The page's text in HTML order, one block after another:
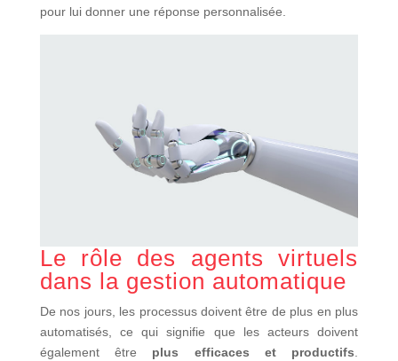
pour lui donner une réponse personnalisée.
Le rôle des agents virtuels
dans la gestion automatique
De nos jours, les processus doivent être de plus en plus
automatisés, ce qui signifie que les acteurs doivent
également être plus efficaces et productifs